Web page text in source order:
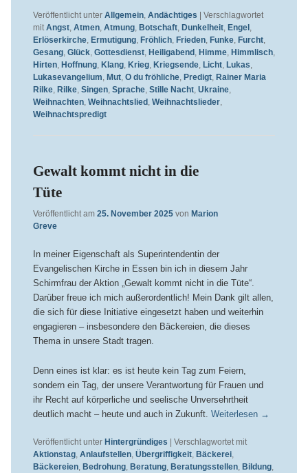
Veröffentlicht unter Allgemein, Andächtiges | Verschlagwortet
mit Angst, Atmen, Atmung, Botschaft, Dunkelheit, Engel,
Erlöserkirche, Ermutigung, Fröhlich, Frieden, Funke, Furcht,
Gesang, Glück, Gottesdienst, Heiligabend, Himme, Himmlisch,
Hirten, Hoffnung, Klang, Krieg, Kriegsende, Licht, Lukas
Lukasevangelium Mut, O du fröhliche, Predigt, Rainer Maria
Rilke, Rilke, Singen, Sprache, Stille Nacht, Ukraine,
Weihnachten, Weihnachtslied, Weihnachtslieder,
Weihnachtspredigt
Gewalt kommt nicht in die
Tüte
Veröffentlicht am 25. November 2025 von Marion
Greve
In meiner Eigenschaft als Superintendentin der
Evangelischen Kirche in Essen bin ich in diesem Jahr
Schirmfrau der Aktion „Gewalt kommt nicht in die Tüte“.
Darüber freue ich mich außerordentlich! Mein Dank gilt allen,
die sich für diese Initiative eingesetzt haben und weiterhin
engagieren – insbesondere den Bäckereien, die dieses
Thema in unsere Stadt tragen.
Denn eines ist klar: es ist heute kein Tag zum Feiern,
sondern ein Tag, der unsere Verantwortung für Frauen und
ihr Recht auf körperliche und seelische Unversehrtheit
deutlich macht – heute und auch in Zukunft. Weiterlesen →
Veröffentlicht unter Hintergründiges | Verschlagwortet mit
Aktionstag, Anlaufstellen, Übergriffigkeit, Bäckerei,
Bäckereien, Bedrohung, Beratung, Beratungsstellen, Bildung,